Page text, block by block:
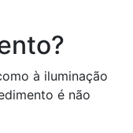
à iluminação
é não